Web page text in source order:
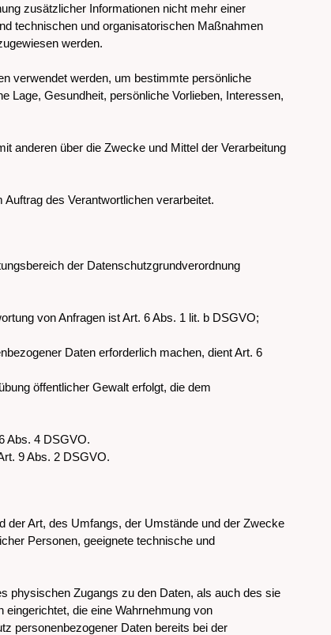
zusätzlicher Informationen nicht mehr einer
technischen und organisatorischen Maßnahmen
werden.
verwendet werden, um bestimmte persönliche
Lage, Gesundheit, persönliche Vorlieben, Interessen,
anderen über die Zwecke und Mittel der Verarbeitung
des Verantwortlichen verarbeitet.
der Datenschutzgrundverordnung
von Anfragen ist Art. 6 Abs. 1 lit. b DSGVO;
Daten erforderlich machen, dient Art. 6
öffentlicher Gewalt erfolgt, die dem
Abs. 4 DSGVO.
9 Abs. 2 DSGVO.
der Art, des Umfangs, der Umstände und der Zwecke
Personen, geeignete technische und
physischen Zugangs zu den Daten, als auch des sie
eingerichtet, die eine Wahrnehmung von
personenbezogener Daten bereits bei der